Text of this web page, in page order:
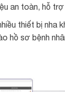
an toàn, hỗ
thiết bị nha
hồ sơ bệnh